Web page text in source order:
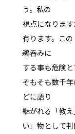
う。私の
視点になりま
有ります。この
鵜呑みに
する事も危険
そもそも数千
どに語り
継がれる「教
い」物として